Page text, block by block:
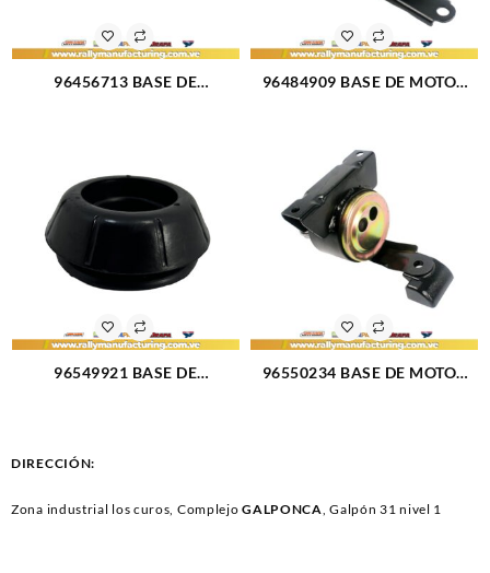
96456713 BASE DE
96484909 BASE DE MOTOR
96549921 BASE DE
96550234 BASE DE MOTOR
DIRECCIÓN:
Zona industrial los curos, ComplejoGALPONCA , Galpón 31 nivel 1